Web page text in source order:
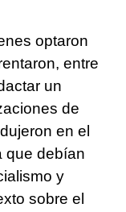
optaron
entre
un
de
en el
que debían
y
sobre el